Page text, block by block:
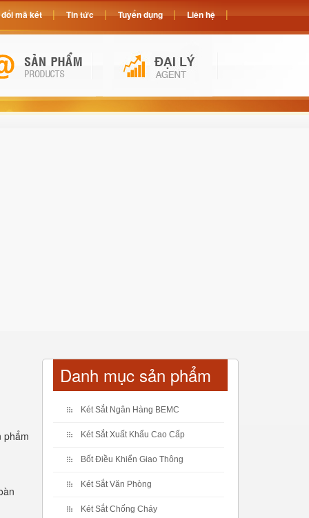
phẩm
Danh mục sản phẩm
Két Sắt Ngân Hàng BEMC
Két Sắt Xuất Khẩu Cao Cấp
Bốt Điều Khiển Giao Thông
Két Sắt Văn Phòng
Két Sắt Chống Cháy
mã két Tin tức Tuyển dụng Liên hệ